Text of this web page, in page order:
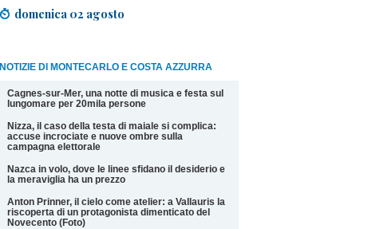
domenica 02 agosto
NOTIZIE DI MONTECARLO E COSTA AZZURRA
Cagnes-sur-Mer, una notte di musica e festa sul
lungomare per 20mila persone
Nizza, il caso della testa di maiale si complica:
accuse incrociate e nuove ombre sulla
campagna elettorale
Nazca in volo, dove le linee sfidano il desiderio e
la meraviglia ha un prezzo
Anton Prinner, il cielo come atelier: a Vallauris la
riscoperta di un protagonista dimenticato del
Novecento (Foto)